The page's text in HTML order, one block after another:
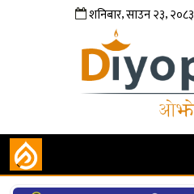
शनिबार,साउन२३,२०८३